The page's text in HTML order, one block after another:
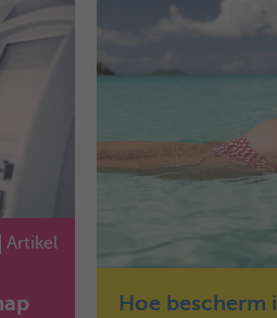
Artikel
Hoe bescherm